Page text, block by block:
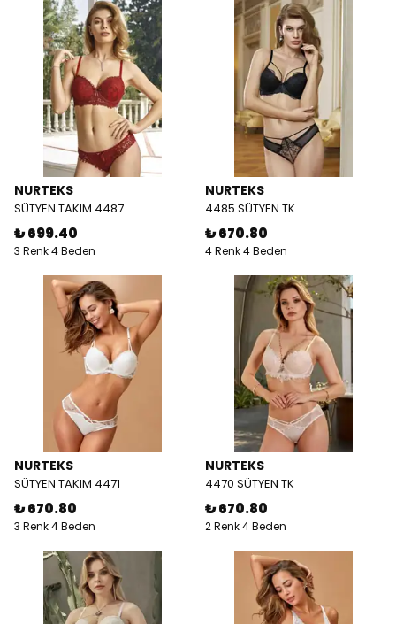
NURTEKS
SÜTYEN TAKIM 4487
₺ 699.40
3 Renk 4 Beden
NURTEKS
4485 SÜTYEN TK
₺ 670.80
4 Renk 4 Beden
NURTEKS
SÜTYEN TAKIM 4471
₺ 670.80
3 Renk 4 Beden
NURTEKS
4470 SÜTYEN TK
₺ 670.80
2 Renk 4 Beden